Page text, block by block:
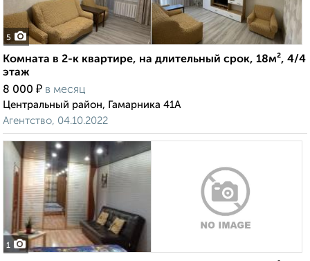
5
Комната в 2-к квартире, на длительный срок, 18м², 4/4
этаж
8 000 ₽ в месяц
Центральный район, Гамарника 41А
Агентство, 04.10.2022
1